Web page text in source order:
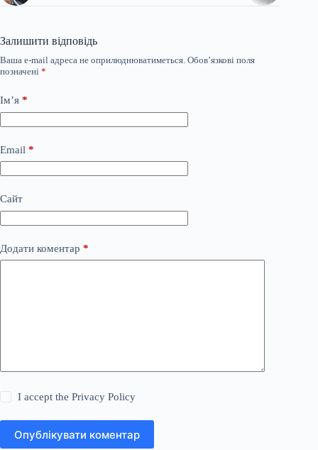
Залишити відповідь
Ваша e-mail адреса не оприлюднюватиметься. Обов’язкові поля
позначені *
Ім’я *
Email *
Сайт
Додати коментар *
I accept thePrivacy Policy
Опублікувати коментар